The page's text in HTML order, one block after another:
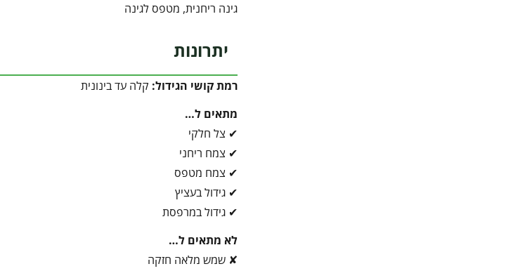
גינה ריחנית, מטפס לגינה
יתרונות
רמת קושי הגידול: קלה עד בינונית
מתאים ל…
✔ צל חלקי
✔ צמח ריחני
✔ צמח מטפס
✔ גידול בעציץ
✔ גידול במרפסת
לא מתאים ל…
✘ שמש מלאה חזקה